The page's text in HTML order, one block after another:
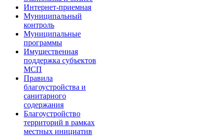
Интернет-приемная
Муниципальный
контроль
Муниципальные
программы
Имущественная
поддержка субъектов
МСП
Правила
благоустройства и
санитарного
содержания
Благоустройство
территорий в рамках
местных инициатив